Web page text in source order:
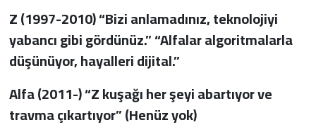
Z (1997-2010) “Bizi anlamadınız, teknolojiyi
yabancı gibi gördünüz.” “Alfalar algoritmalarla
düşünüyor, hayalleri dijital.”
Alfa (2011-) “Z kuşağı her şeyi abartıyor ve
travma çıkartıyor” (Henüz yok)